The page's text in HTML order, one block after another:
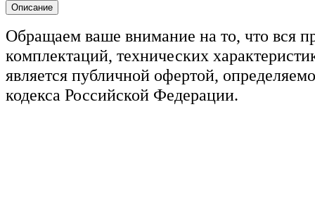
Обращаем ваше внимание на то, что вся
комплектаций, технических
является публичной офертой,
кодекса Российской Федерации.